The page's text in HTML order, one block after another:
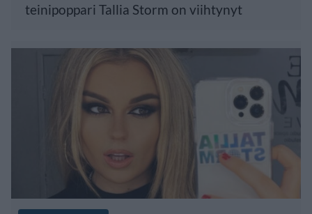
teinipoppari Tallia Storm on viihtynyt